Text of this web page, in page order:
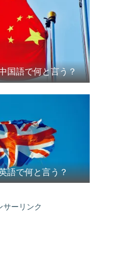
国語で何と言う？
語で何と言う？
サーリンク